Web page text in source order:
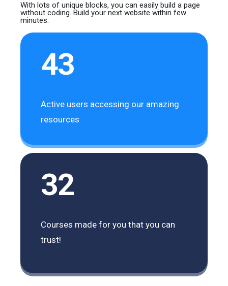
With lots of unique blocks, you can easily builda page
without coding. Build your next websitewithin few
minutes.
43
Active users accessing our amazing
resources
32
Courses made for you that you can
trust!